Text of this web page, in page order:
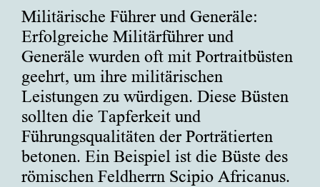
Militärische Führer und Generäle:
Erfolgreiche Militärführer und
Generäle wurden oft mit Portraitbüsten
geehrt, um ihre militärischen
Leistungen zu würdigen. Diese Büsten
sollten die Tapferkeit und
Führungsqualitäten der Porträtierten
betonen. Ein Beispiel ist die Büste des
römischen Feldherrn Scipio Africanus.